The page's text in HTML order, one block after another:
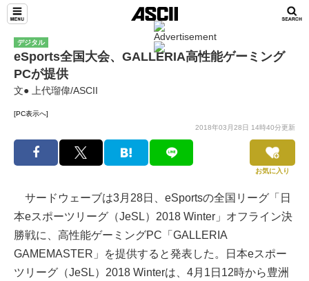
デジタル
eSports全国大会、GALLERIA高性能ゲーミング
PCが提供
文● 上代瑠偉/ASCII
[PC表示へ]
2018年03月28日 14時40分更新
お気に入り
サードウェーブは3月28日、eSportsの全国リーグ「日
本eスポーツリーグ（JeSL）2018 Winter」オフライン決
勝戦に、高性能ゲーミングPC「GALLERIA
GAMEMASTER」を提供すると発表した。日本eスポー
ツリーグ（JeSL）2018 Winterは、4月1日12時から豊洲